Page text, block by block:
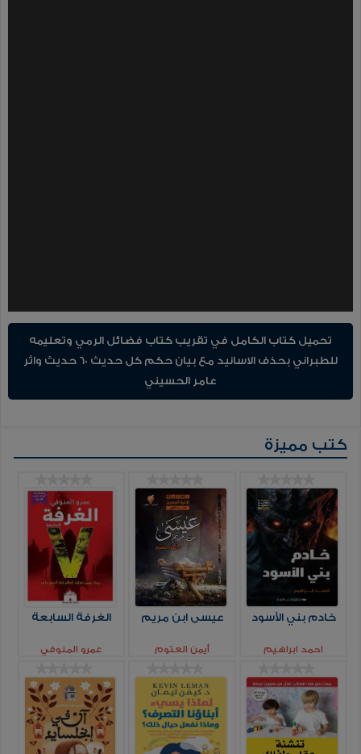
تحميل كتاب الكامل في تقريب كتاب فضائل الرمي وتعليمه
للطبراني بحذف الاسانيد مع بيان حكم كل حديث 60 حديث واثر
عامر الحسيني
كتب مميزة
خادم بني الأسود
احمد ابراهيم
عيسى ابن مريم
أيمن العتوم
الغرفة السابعة
عمرو المنوفي